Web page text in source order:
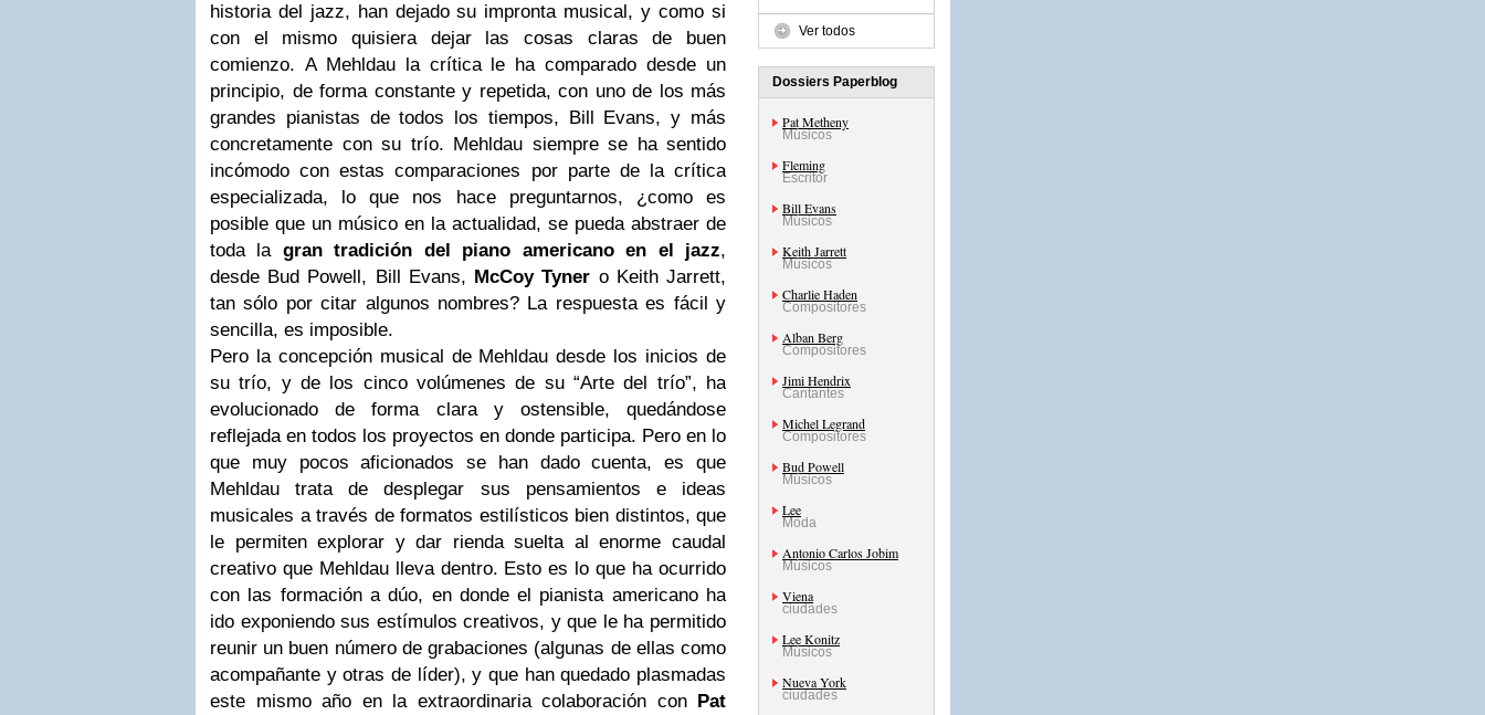
historia del jazz, han dejado su impronta musical, y como si
con el mismo quisiera dejar las cosas claras de buen
comienzo. A Mehldau la crítica le ha comparado desde un
principio, de forma constante y repetida, con uno de los más
grandes pianistas de todos los tiempos, Bill Evans, y más
concretamente con su trío. Mehldau siempre se ha sentido
incómodo con estas comparaciones por parte de la crítica
especializada, lo que nos hace preguntarnos, ¿como es
posible que un músico en la actualidad, se pueda abstraer de
toda la gran tradición del piano americano en el jazz,
desde Bud Powell, Bill Evans, McCoy Tyner o Keith Jarrett,
tan sólo por citar algunos nombres? La respuesta es fácil y
sencilla, es imposible.
Pero la concepción musical de Mehldau desde los inicios de
su trío, y de los cinco volúmenes de su “Arte del trío”, ha
evolucionado de forma clara y ostensible, quedándose
reflejada en todos los proyectos en donde participa. Pero en lo
que muy pocos aficionados se han dado cuenta, es que
Mehldau trata de desplegar sus pensamientos e ideas
musicales a través de formatos estilísticos bien distintos, que
le permiten explorar y dar rienda suelta al enorme caudal
creativo que Mehldau lleva dentro. Esto es lo que ha ocurrido
con las formación a dúo, en donde el pianista americano ha
ido exponiendo sus estímulos creativos, y que le ha permitido
reunir un buen número de grabaciones (algunas de ellas como
acompañante y otras de líder), y que han quedado plasmadas
este mismo año en la extraordinaria colaboración con Pat
Ver todos
Dossiers Paperblog
Pat Metheny
Músicos
Fleming
Escritor
Bill Evans
Músicos
Keith Jarrett
Músicos
Charlie Haden
Compositores
Alban Berg
Compositores
Jimi Hendrix
Cantantes
Michel Legrand
Compositores
Bud Powell
Músicos
Lee
Moda
Antonio Carlos Jobim
Músicos
Viena
ciudades
Lee Konitz
Músicos
Nueva York
ciudades